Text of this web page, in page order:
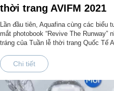
thời trang AVIFM 2021
Lần đầu tiên, Aquafina cùng các biểu
mắt photobook “Revive The
tráng của Tuần lễ thời trang Quốc Tế
Chi tiết